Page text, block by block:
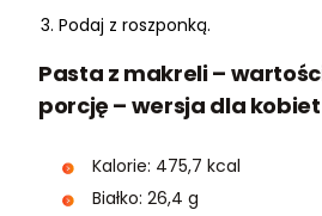
Podaj z roszponką.
Pasta z makreli –
porcję – wersja dla kobiet
Kalorie: 475,7 kcal
Białko: 26,4 g